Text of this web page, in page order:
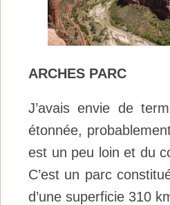
ARCHES PARC
J’avais envie de
étonnée,
est un peu loin et du
C’est un parc
d’une superficie 310